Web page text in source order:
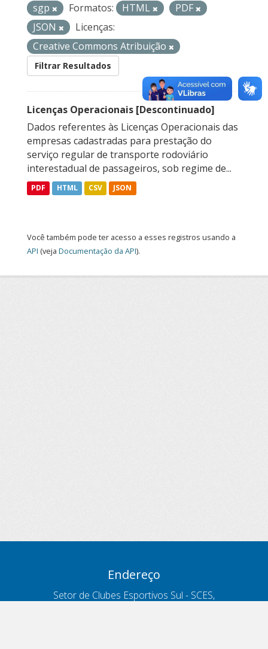
sgp Formatos: HTML
PDF
JSON
Licenças:
Creative Commons Atribuição
Filtrar Resultados
Licenças Operacionais [Descontinuado]
Dados referentes às Licenças Operacionais das
empresas cadastradas para prestação do
serviço regular de transporte rodoviário
interestadual de passageiros, sob regime de...
PDF HTML CSV JSON
Você também pode ter acesso a esses registros usando a
API (veja Documentação da API).
Endereço
Setor de Clubes Esportivos Sul - SCES,